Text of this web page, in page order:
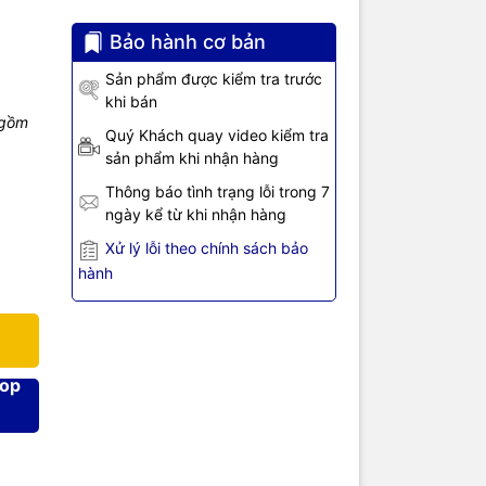
Bảo hành cơ bản
Sản phẩm được kiểm tra trước
khi bán
Quý Khách quay video kiểm tra
sản phẩm khi nhận hàng
Thông báo tình trạng lỗi trong 7
ngày kể từ khi nhận hàng
Xử lý lỗi theo chính sách bảo
hành
với
sung
có thể
V2
sấu
V1 về
lập
gia
máy